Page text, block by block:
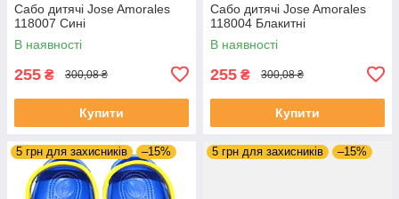
Сабо дитячі Jose Amorales
118007 Сині
В наявності
255 ₴ 300,08 ₴
Купити
Сабо дитячі Jose Amorales
118004 Блакитні
В наявності
255 ₴ 300,08 ₴
Купити
5 грн для захисників –15% 5 грн для захисників –15%